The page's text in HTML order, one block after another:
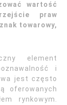
wartość
praw
towarowy,
element
i
jest często
oferowanych
rynkowym.